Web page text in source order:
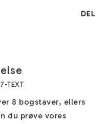
DEL
TEXT
8 bogstaver, ellers
du prøve vores